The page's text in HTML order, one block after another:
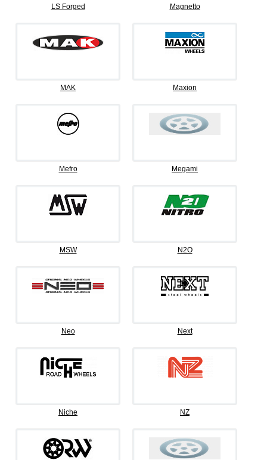
LS Forged Magnetto
MAK Maxion
Mefro Megami
MSW N2O
Neo Next
Niche NZ